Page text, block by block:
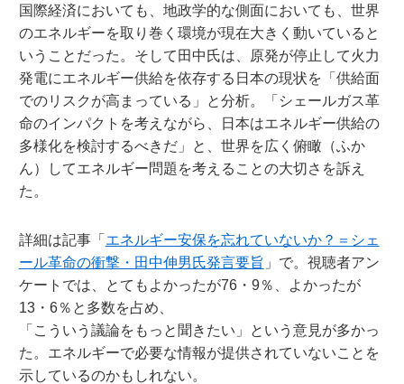
国際経済においても、地政学的な側面においても、世界
のエネルギーを取り巻く環境が現在大きく動いていると
いうことだった。そして田中氏は、原発が停止して火力
発電にエネルギー供給を依存する日本の現状を「供給面
でのリスクが高まっている」と分析。「シェールガス革
命のインパクトを考えながら、日本はエネルギー供給の
多様化を検討するべきだ」と、世界を広く俯瞰（ふか
ん）してエネルギー問題を考えることの大切さを訴え
た。
詳細は記事「 エネルギー安保を忘れていないか？＝シェ
ール革命の衝撃・田中伸男氏発言要旨 」で。視聴者アン
ケートでは、とてもよかったが76・9％、よかったが
13・6％と多数を占め、
「こういう議論をもっと聞きたい」という意見が多かっ
た。エネルギーで必要な情報が提供されていないことを
示しているのかもしれない。